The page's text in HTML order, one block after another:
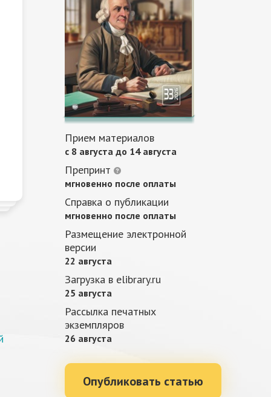
Прием материалов
c 8 августа до 14 августа
Препринт
мгновенно после оплаты
Справка о публикации
мгновенно после оплаты
Размещение электронной
версии
22 августа
Загрузка в elibrary.ru
25 августа
Рассылка печатных
экземпляров
26 августа
Опубликовать статью